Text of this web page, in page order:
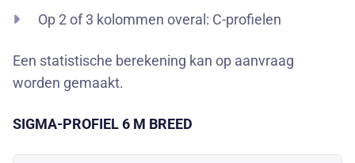
Op 2 of 3 kolommen overal: C-profielen
Een statistische berekening kan op aanvraag
worden gemaakt.
SIGMA-PROFIEL6 M BREED